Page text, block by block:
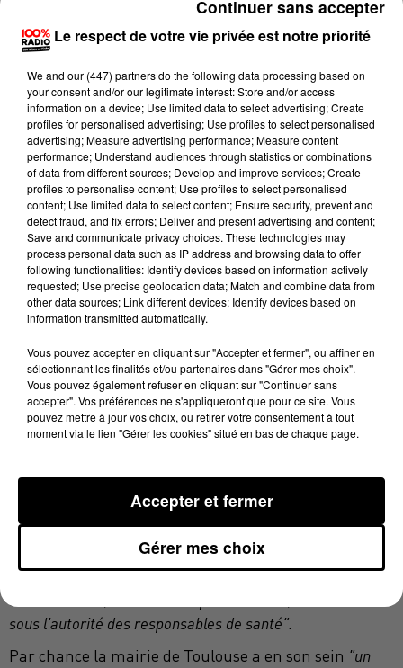
Mais le dispositif prévisionnel de l'ARS était
visiblement un peu "léger". Les autorités de santé
estimaient que les pharmaciens et médecins
libéraux, associés au dispositif de vaccination,
pourraient subvenir au besoin. Vendredi dernier
l’ouverture du vaccinodrome du Ramier"n'était pas à
l’ordre du jour". Décision qui avait surpris bon nombre
d'observateurs. La mairie indiquait le garder"sous le
pied en cas de besoin".
Selon nos informations, en début de semaine, l'ARS a
le vaccinodrome de toute urgence.
Une logistique considérable à déployer à nouveau
de la collectivité pour réarmer le hall 8 du
vaccinodrome du Ramier ; "nous mobilisons en
rappelant tous nos contrats, les contrats intérimaires, des
médecins à la retraite, des étudiants"expliquait Jean-
Luc Moudenc qui rappellait"nous ne sommes pas
décisionnaires, nous n'avons pas les doses, nous sommes
sous l'autorité des responsables de santé".
Par chance la mairie de Toulouse a en son sein "un
Le respect de votre vie privée est notre priorité
We and our (447) partnersdo the following data processing based on
your consent and/or our legitimate interest: Store and/or access
information on a device; Use limited data to select advertising; Create
profiles for personalised advertising; Use profiles to select personalised
advertising; Measure advertising performance; Measure content
performance; Understand audiences through statistics or combinations
of data from different sources; Develop and improve services; Create
profiles to personalise content; Use profiles to select personalised
content; Use limited data to select content; Ensure security, prevent and
detect fraud, and fix errors; Deliver and present advertising and content;
Save and communicate privacy choices. These technologies may
process personal data such as IP address and browsing data to offer
following functionalities: Identify devices based on information actively
requested; Use precise geolocation data; Match and combine data from
other data sources; Link different devices; Identify devices based on
information transmitted automatically.
Vous pouvez accepter en cliquant sur "Accepter et fermer", ou affiner en
sélectionnant les finalités et/ou partenaires dans "Gérer mes choix".
Vous pouvez également refuser en cliquant sur "Continuer sans
accepter". Vos préférences ne s'appliqueront que pour ce site. Vous
pouvez mettre à jour vos choix, ou retirer votre consentement à tout
moment via le lien "Gérer les cookies" situé en bas de chaque page.
Gérer mes choix
Accepter et fermer
Continuer sans accepter